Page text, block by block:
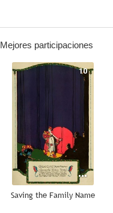
Mejores participaciones
10
Saving the Family Name